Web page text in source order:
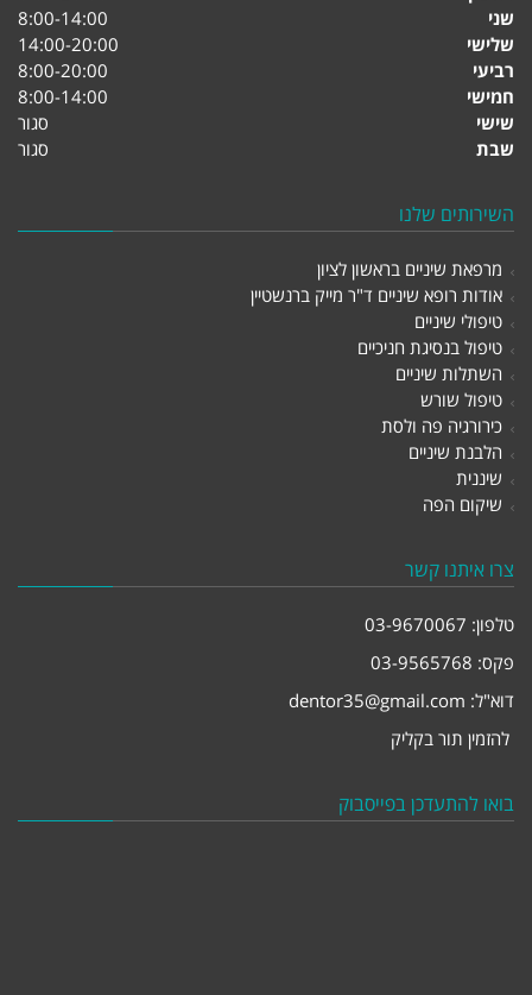
שני
8:00-14:00
שלישי
14:00-20:00
רביעי
8:00-20:00
חמישי
8:00-14:00
שישי
סגור
שבת
סגור
השירותים שלנו
מרפאת שיניים בראשון לציון
אודות רופא שיניים ד"ר מייק ברנשטיין
טיפולי שיניים
טיפול בנסיגת חניכיים
השתלות שיניים
טיפול שורש
כירורגיה פה ולסת
הלבנת שיניים
שיננית
שיקום הפה
צרו איתנו קשר
טלפון: 03-9670067
פקס: 03-9565768
דוא"ל: dentor35@gmail.com
להזמין תור בקליק
בואו להתעדכן בפייסבוק